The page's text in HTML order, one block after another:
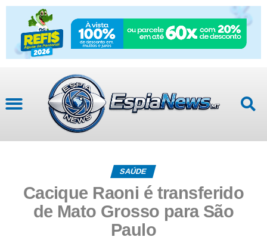
SAÚDE
Cacique Raoni é transferido
de Mato Grosso para São
Paulo